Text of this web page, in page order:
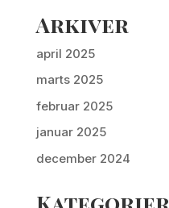
Arkiver
april 2025
marts 2025
februar 2025
januar 2025
december 2024